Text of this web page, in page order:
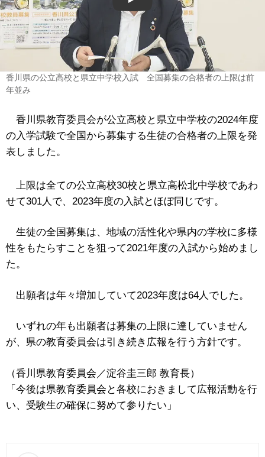
香川県の公立高校と県立中学校入試 全国募集の合格者の上限は前
年並み
香川県教育委員会が公立高校と県立中学校の2024年度
の入学試験で全国から募集する生徒の合格者の上限を発
表しました。
上限は全ての公立高校30校と県立高松北中学校であわ
せて301人で、2023年度の入試とほぼ同じです。
生徒の全国募集は、地域の活性化や県内の学校に多様
性をもたらすことを狙って2021年度の入試から始めまし
た。
出願者は年々増加していて2023年度は64人でした。
いずれの年も出願者は募集の上限に達していません
が、県の教育委員会は引き続き広報を行う方針です。
（香川県教育委員会／淀谷圭三郎 教育長）
「今後は県教育委員会と各校におきまして広報活動を行
い、受験生の確保に努めて参りたい」